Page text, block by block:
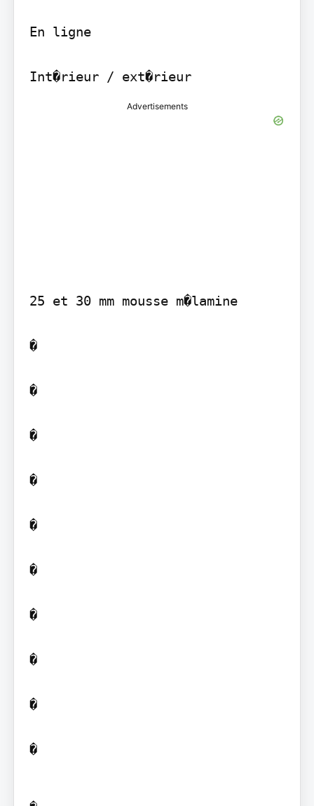
En ligne
Int�rieur / ext�rieur
Advertisements
25 et 30 mm mousse m�lamine
�
�
�
�
�
�
�
�
�
�